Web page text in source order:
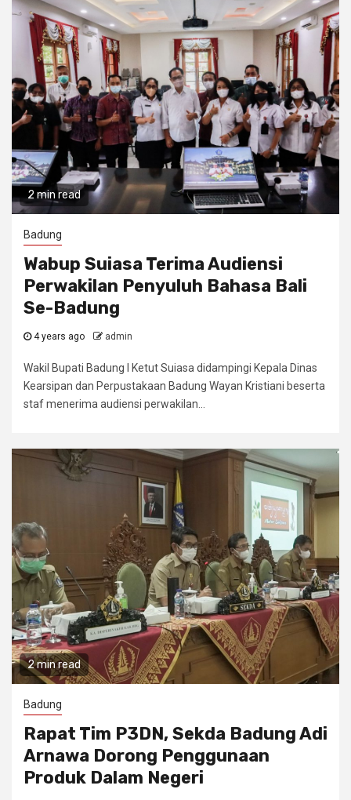
2 min read
Badung
Wabup Suiasa Terima Audiensi
Perwakilan Penyuluh Bahasa Bali
Se-Badung
4 years ago admin
Wakil Bupati Badung I Ketut Suiasa didampingi Kepala Dinas
Kearsipan dan Perpustakaan Badung Wayan Kristiani beserta
staf menerima audiensi perwakilan...
2 min read
Badung
Rapat Tim P3DN, Sekda Badung Adi
Arnawa Dorong Penggunaan
Produk Dalam Negeri